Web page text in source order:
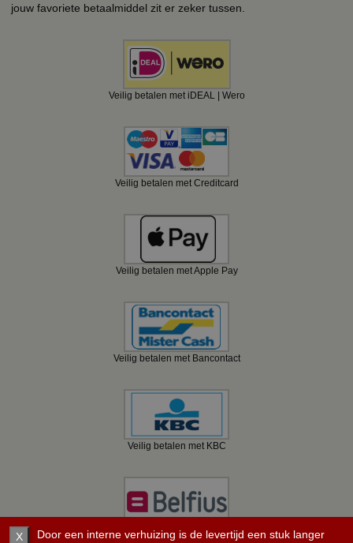
jouw favoriete betaalmiddel zit er zeker tussen.
Veilig betalen met iDEAL | Wero
Veilig betalen met Creditcard
Veilig betalen met Apple Pay
Veilig betalen met Bancontact
Veilig betalen met KBC
Veilig betalen met Belfius
X Door een interne verhuizing is de levertijd een stuk langer